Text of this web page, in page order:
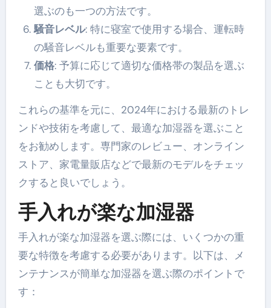
選ぶのも一つの方法です。
騒音レベル: 特に寝室で使用する場合、運転時
の騒音レベルも重要な要素です。
価格: 予算に応じて適切な価格帯の製品を選ぶ
ことも大切です。
これらの基準を元に、2024年における最新のトレ
ンドや技術を考慮して、最適な加湿器を選ぶこと
をお勧めします。専門家のレビュー、オンライン
ストア、家電量販店などで最新のモデルをチェッ
クすると良いでしょう。
手入れが楽な加湿器
手入れが楽な加湿器を選ぶ際には、いくつかの重
要な特徴を考慮する必要があります。以下は、メ
ンテナンスが簡単な加湿器を選ぶ際のポイントで
す：